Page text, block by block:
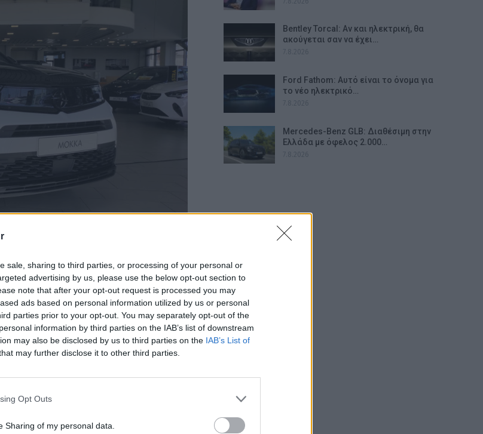
sale, sharing to third parties, or processing of your personal or
advertising by us, please use the below opt-out section to
note that after your opt-out request is processed you may
ads based on personal information utilized by us or personal
parties prior to your opt-out. You may separately opt-out of the
information by third parties on the IAB’s list of downstream
may also be disclosed by us to third parties on the IAB’s List of
may further disclose it to other third parties.
Opt Outs
Sharing of my personal data.
πόλης, από 17.900€!
του!
να αλλάξει τα δεδομένα
Bentley Torcal: Αν και ηλεκτρική, θα
ακούγεται σαν να έχει…
Ford Fathom: Αυτό είναι το όνομα για
το νέο ηλεκτρικό…
Mercedes-Benz GLB: Διαθέσιμη στην
Ελλάδα με όφελος 2.000…